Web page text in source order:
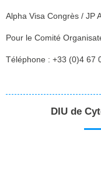
Alpha Visa Congrès / JP
Pour le Comité
Téléphone : +33 (0)4 67
DIU de